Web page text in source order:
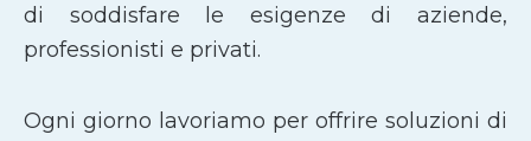
di soddisfare le esigenze di aziende,
professionisti e privati.
Ogni giorno lavoriamo per offrire soluzioni di